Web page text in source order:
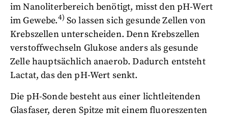
im Nanoliterbereich benötigt, misst den pH-Wert
im Gewebe.4) So lassen sich gesunde Zellen von
Krebszellen unterscheiden. Denn Krebszellen
verstoffwechseln Glukose anders als gesunde
Zelle hauptsächlich anaerob. Dadurch entsteht
Lactat, das den pH-Wert senkt.
Die pH-Sonde besteht aus einer lichtleitenden
Glasfaser, deren Spitze mit einem fluoreszenten